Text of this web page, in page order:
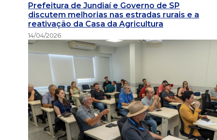
Prefeitura de Jundiaí e Governo de SP
discutem melhorias nas estradas rurais e a
reativação da Casa da Agricultura
14/04/2026